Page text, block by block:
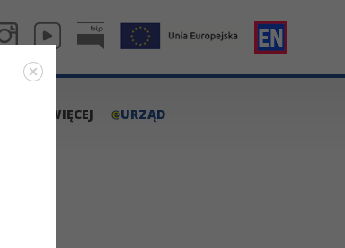
WIĘCEJ eURZĄD